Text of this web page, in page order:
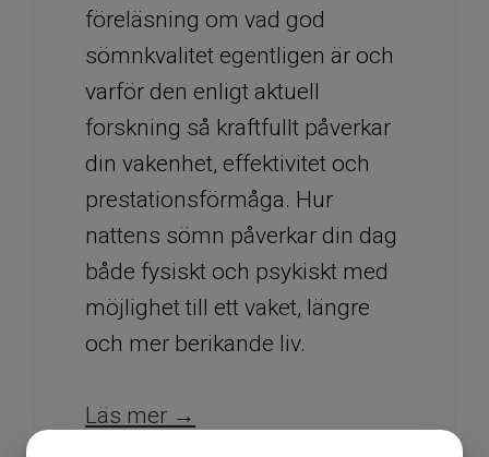
föreläsning om vad god
sömnkvalitet egentligen är och
varför den enligt aktuell
forskning så kraftfullt påverkar
din vakenhet, effektivitet och
prestationsförmåga. Hur
nattens sömn påverkar din dag
både fysiskt och psykiskt med
möjlighet till ett vaket, längre
och mer berikande liv.
​​​​​​​Läs mer →